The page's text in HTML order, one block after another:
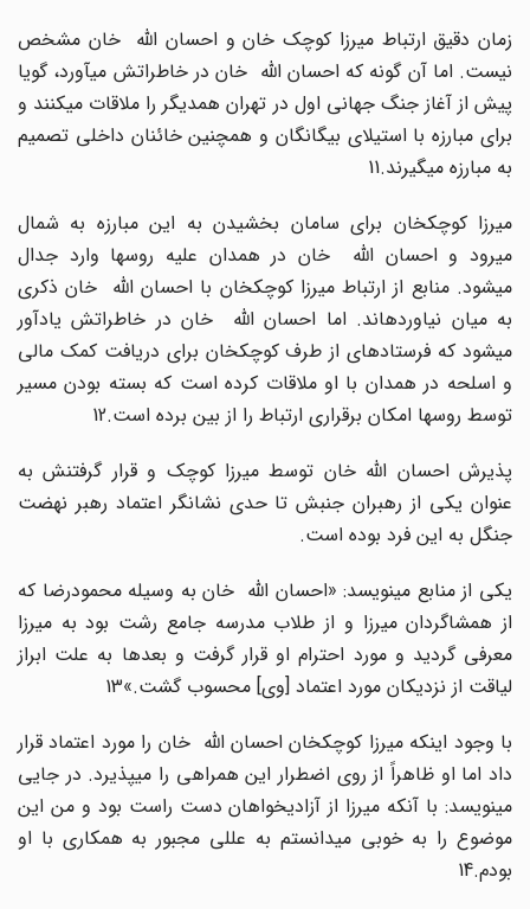
زمان دقیق ارتباط میرزا کوچک خان و احسان الله خان مشخص
نیست. اما آن گونه که احسان الله خان در خاطراتش میآورد، گویا
پیش از آغاز جنگ جهانی اول در تهران همدیگر را ملاقات میکنند و
برای مبارزه با استیلای بیگانگان و همچنین خائنان داخلی تصمیم
به مبارزه میگیرند.11
میرزا کوچکخان برای سامان بخشیدن به این مبارزه به شمال
میرود و احسان الله خان در همدان علیه روسها وارد جدال
میشود. منابع از ارتباط میرزا کوچکخان با احسان الله خان ذکری
به میان نیاوردهاند. اما احسان الله خان در خاطراتش یادآور
میشود که فرستادهای از طرف کوچکخان برای دریافت کمک مالی
و اسلحه در همدان با او ملاقات کرده است که بسته بودن مسیر
توسط روسها امکان برقراری ارتباط را از بین برده است.12
پذیرش احسان الله خان توسط میرزا کوچک و قرار گرفتنش به
عنوان یکی از رهبران جنبش تا حدی نشانگر اعتماد رهبر نهضت
جنگل به این فرد بوده است.
یکی از منابع مینویسد: «احسان الله خان به وسیله محمودرضا که
از همشاگردان میرزا و از طلاب مدرسه جامع رشت بود به میرزا
معرفی گردید و مورد احترام او قرار گرفت و بعدها به علت ابراز
لیاقت از نزدیکان مورد اعتماد [وی] محسوب گشت.»13
با وجود اینکه میرزا کوچکخان احسان الله خان را مورد اعتماد قرار
داد اما او ظاهراً از روی اضطرار این همراهی را میپذیرد. در جایی
مینویسد: با آنکه میرزا از آزادیخواهان دست راست بود و من این
موضوع را به خوبی میدانستم به عللی مجبور به همکاری با او
بودم.14